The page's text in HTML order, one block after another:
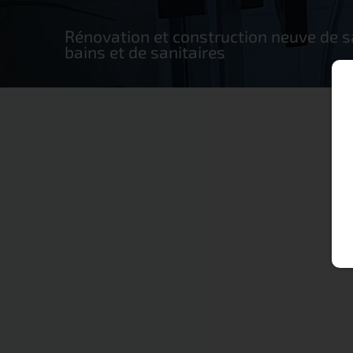
Rénovation et construction neuve de
bains et de sanitaires